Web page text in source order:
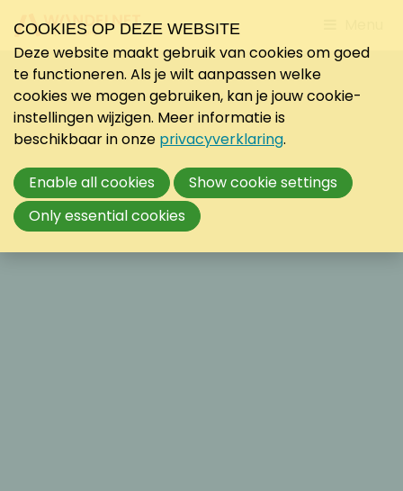
to
COOKIES OP DEZE WEBSITE
Deze website maakt gebruik van cookies om goed
te functioneren. Als je wilt aanpassen welke
cookies we mogen gebruiken, kan je jouw cookie-
instellingen wijzigen. Meer informatie is
beschikbaar in onze privacyverklaring.
Enable all cookies
Show cookie settings
Only essential cookies